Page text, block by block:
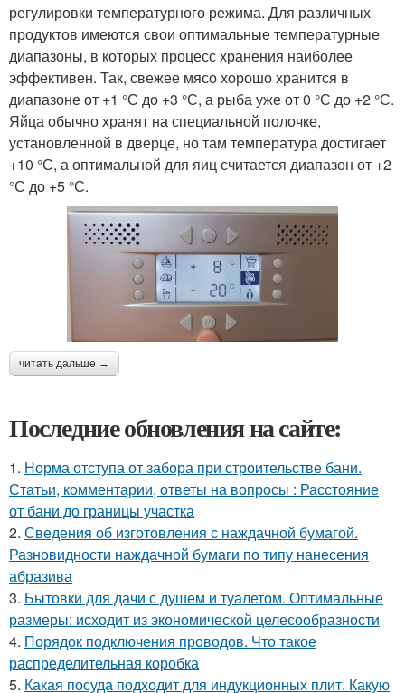
регулировки температурного режима. Для различных
продуктов имеются свои оптимальные температурные
диапазоны, в которых процесс хранения наиболее
эффективен. Так, свежее мясо хорошо хранится в
диапазоне от +1 °С до +3 °С, а рыба уже от 0 °С до +2 °С.
Яйца обычно хранят на специальной полочке,
установленной в дверце, но там температура достигает
+10 °С, а оптимальной для яиц считается диапазон от +2
°С до +5 °С.
читать дальше →
Последние обновления на сайте:
1. Норма отступа от забора при строительстве бани.
Статьи, комментарии, ответы на вопросы : Расстояние
от бани до границы участка
2. Сведения об изготовления с наждачной бумагой.
Разновидности наждачной бумаги по типу нанесения
абразива
3. Бытовки для дачи с душем и туалетом. Оптимальные
размеры: исходит из экономической целесообразности
4. Порядок подключения проводов. Что такое
распределительная коробка
5. Какая посуда подходит для индукционных плит. Какую